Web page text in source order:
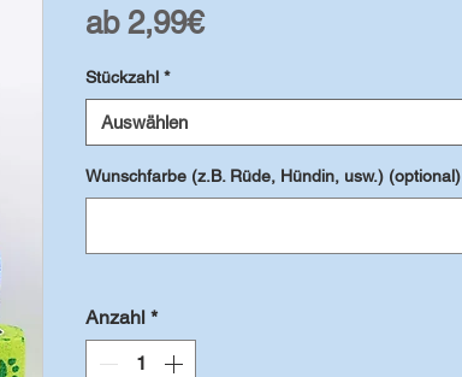
ab 2,99€Sale-
Stückzahl *
Auswählen
Wunschfarbe (z.B. Rüde, Hündin, usw.) (optional)
Anzahl *